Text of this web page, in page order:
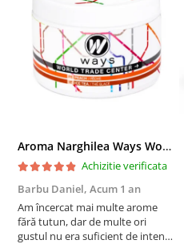
Aroma Narghilea Ways World Trade Center - Piersica cu Ice Tea, 200gr
Achizitie verificata
Barbu Daniel, Acum 1 an
Am încercat mai multe arome
fără tutun, dar de multe ori
gustul nu era suficient de intens.